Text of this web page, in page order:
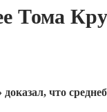
Тома
что